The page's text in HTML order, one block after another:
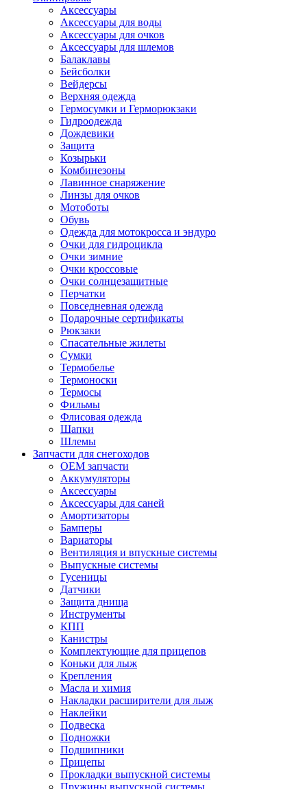
Аксессуары
Аксессуары для воды
Аксессуары для очков
Аксессуары для шлемов
Балаклавы
Бейсболки
Вейдерсы
Верхняя одежда
Гермосумки и Герморюкзаки
Гидроодежда
Дождевики
Защита
Козырьки
Комбинезоны
Лавинное снаряжение
Линзы для очков
Мотоботы
Обувь
Одежда для мотокросса и эндуро
Очки для гидроцикла
Очки зимние
Очки кроссовые
Очки солнцезащитные
Перчатки
Повседневная одежда
Подарочные сертификаты
Рюкзаки
Спасательные жилеты
Сумки
Термобелье
Термоноски
Термосы
Фильмы
Флисовая одежда
Шапки
Шлемы
Запчасти для снегоходов
OEM запчасти
Аккумуляторы
Аксессуары
Аксессуары для саней
Амортизаторы
Бамперы
Вариаторы
Вентиляция и впускные системы
Выпускные системы
Гусеницы
Датчики
Защита днища
Инструменты
КПП
Канистры
Комплектующие для прицепов
Коньки для лыж
Крепления
Масла и химия
Накладки расширители для лыж
Наклейки
Подвеска
Подножки
Подшипники
Прицепы
Прокладки выпускной системы
Пружины выпускной системы